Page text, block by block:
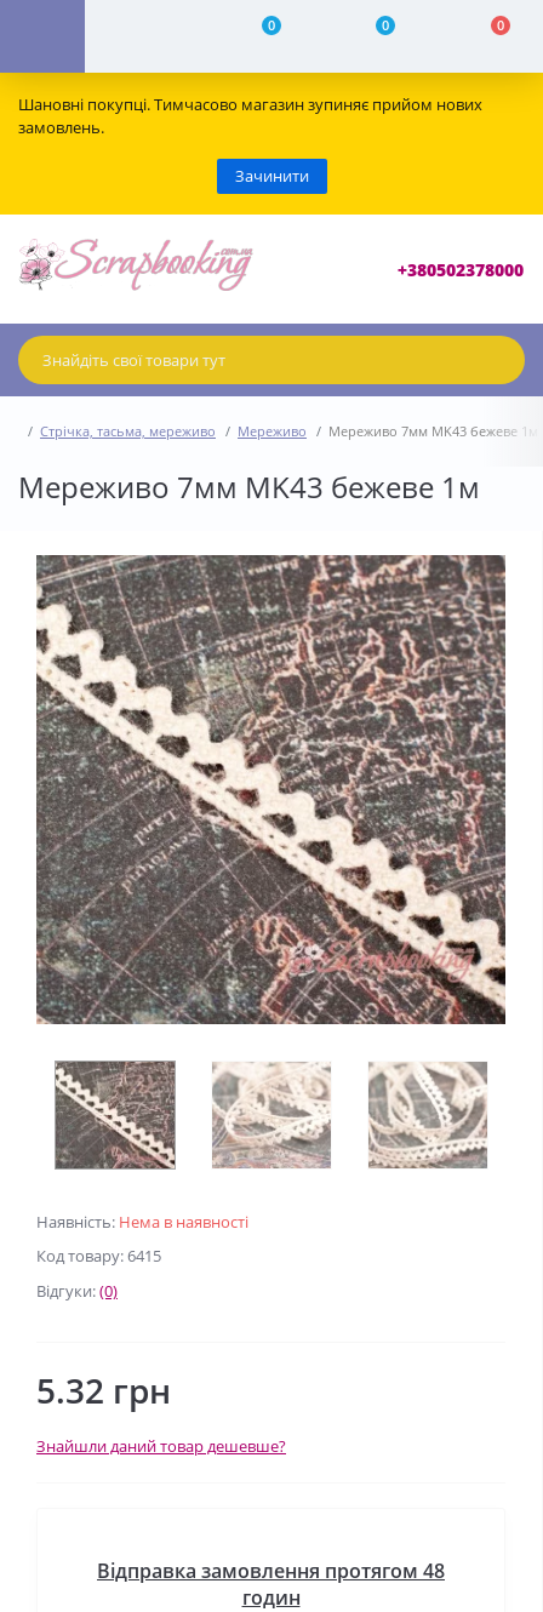
0 0 0
Шановні покупці. Тимчасово магазин зупиняє прийом нових
замовлень.
Зачинити
+380502378000
Стрічка, тасьма, мереживо Мереживо Мереживо 7мм MK43 бежеве 1м
Мереживо 7мм MK43 бежеве 1м
Наявність: Нема в наявності
Код товару: 6415
Відгуки:(0)
5.32 грн
Знайшли даний товар дешевше?
Відправка замовлення протягом 48
годин